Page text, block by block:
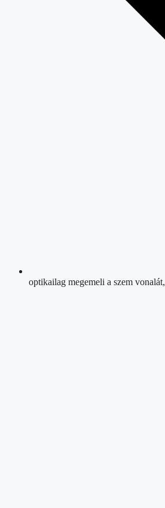
optikailag megemeli a szem vonalát,